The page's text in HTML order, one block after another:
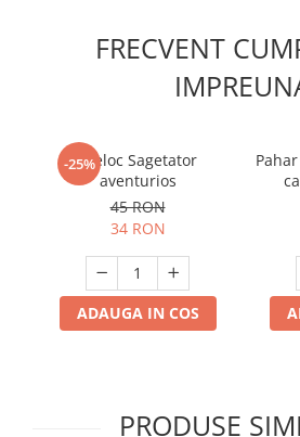
FRECVENT
-25%Breloc Sagetator
aventurios
45 RON
34 RON
ADAUGA IN COS
PRODUSE